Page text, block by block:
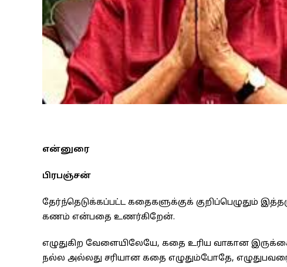
என்னுரை
பிரபஞ்சன்
தேர்ந்தெடுக்கப்பட்ட கதைகளுக்குக் குறிப்பெழுதும்
கணம் என்பதை உணர்கிறேன்.
எழுதுகிற வேளையிலேயே, கதை உரிய வாகான
நல்ல அல்லது சரியான கதை எழுதும்போதே,